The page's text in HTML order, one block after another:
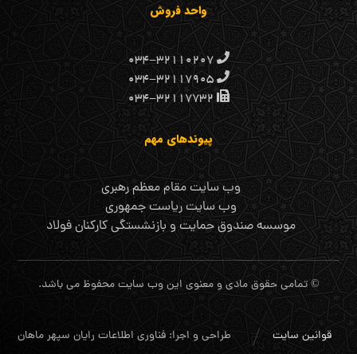
واحد فروش
۰۳۴-۳۲۱۱۰۲۰۷
۰۳۴-۳۲۱۱۷۹۰۵
۰۳۴-۳۲۱۱۷۷۳۲
پیوندهای مهم
وب سایت مقام معظم رهبری
وب سایت ریاست جمهوری
موسسه صندوق حمایت و بازنشستگی کارکنان فولاد
© تمامی حقوق مادی و معنوی این وب سایت محفوظ می باشد.
طراحی و اجرا: فناوری اطلاعات رایان سپهر ماهان قوانین سایت